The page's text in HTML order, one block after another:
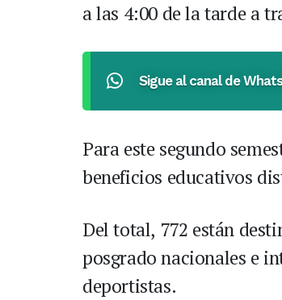
a las 4:00 de la tarde a
Sigue al canal de
Para este segundo
beneficios educativos
Del total, 772 están
posgrado nacionales e
deportistas.